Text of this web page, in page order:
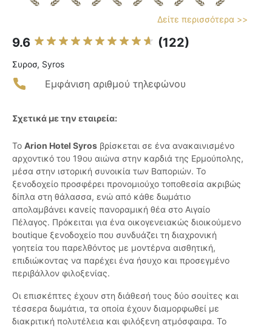
Δείτε περισσότερα >>
9.6 (122)
Συροσ, Syros
Εμφάνιση αριθμού τηλεφώνου
Σχετικά με την εταιρεία:
Το Arion Hotel Syros βρίσκεται σε ένα ανακαινισμένο
αρχοντικό του 19ου αιώνα στην καρδιά της Ερμούπολης,
μέσα στην ιστορική συνοικία των Βαποριών. Το
ξενοδοχείο προσφέρει προνομιούχο τοποθεσία ακριβώς
δίπλα στη θάλασσα, ενώ από κάθε δωμάτιο
απολαμβάνει κανείς πανοραμική θέα στο Αιγαίο
Πέλαγος. Πρόκειται για ένα οικογενειακώς διοικούμενο
boutique ξενοδοχείο που συνδυάζει τη διαχρονική
γοητεία του παρελθόντος με μοντέρνα αισθητική,
επιδιώκοντας να παρέχει ένα ήσυχο και προσεγμένο
περιβάλλον φιλοξενίας.
Οι επισκέπτες έχουν στη διάθεσή τους δύο σουίτες και
τέσσερα δωμάτια, τα οποία έχουν διαμορφωθεί με
διακριτική πολυτέλεια και φιλόξενη ατμόσφαιρα. Το